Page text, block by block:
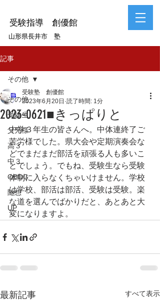
受験指導 創優館
山形県長井市 塾
記事
その他
受験生
父兄様
高３
中３
OBOG
随想
UP
その他
2023-0621■きっぱりと
受験塾 創優館
2023年6月20日 読了時間: 1分
中学３年生の皆さんへ。中体連終了ご
苦労様でした。県大会や定期演奏会な
どでまだまだ部活を頑張る人も多いこ
とでしょう。でもね、受験生なら受験
体制に入らなくちゃいけません。学校
は学校、部活は部活、受験は受験。楽
な道を選んでばかりだと、あとあと大
変になりますよ。
最新記事 すべて表示